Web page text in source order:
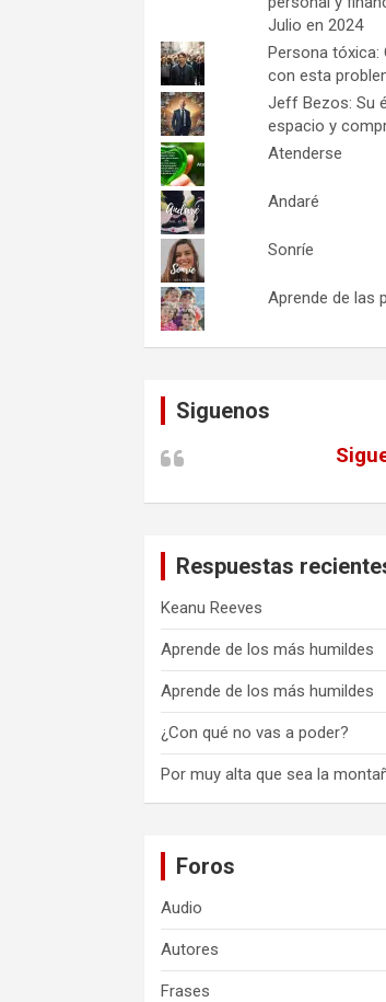
Julio en 2024
Persona tóxica:
con esta
Jeff Bezos: Su
espacio y
Atenderse
Andaré
Sonríe
Aprende de las
Siguenos
Respuestas
Keanu Reeves
Aprende de los más humildes
Aprende de los más humildes
¿Con qué no vas a poder?
Por muy alta que sea la
Foros
Audio
Autores
Frases